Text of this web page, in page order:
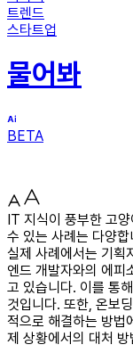
트렌드
스타트업
물어봐
BETA
IT 지식이 풍부한 고양
수 있는 사례는 다양
실제 사례에서는 기획
엔드 개발자와의 에피
고 있습니다. 이를 통
것입니다. 또한, 온보
적으로 해결하는 방법
제 상황에서의 대처